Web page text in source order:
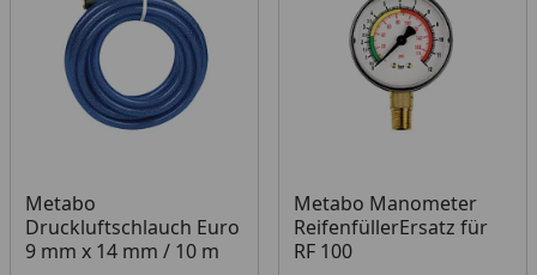
Metabo
Druckluftschlauch Euro
9 mm x 14 mm / 10 m
Metabo Manometer
ReifenfüllerErsatz für
RF 100